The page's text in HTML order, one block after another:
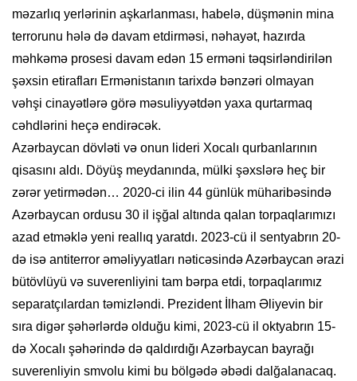
məzarlıq yerlərinin aşkarlanması, habelə, düşmənin mina
terrorunu hələ də davam etdirməsi, nəhayət, hazırda
məhkəmə prosesi davam edən 15 erməni təqsirləndirilən
şəxsin etirafları Ermənistanın tarixdə bənzəri olmayan
vəhşi cinayətlərə görə məsuliyyətdən yaxa qurtarmaq
cəhdlərini heçə endirəcək.
Azərbaycan dövləti və onun lideri Xocalı qurbanlarının
qisasını aldı. Döyüş meydanında, mülki şəxslərə heç bir
zərər yetirmədən… 2020-ci ilin 44 günlük müharibəsində
Azərbaycan ordusu 30 il işğal altında qalan torpaqlarımızı
azad etməklə yeni reallıq yaratdı. 2023-cü il sentyabrın 20-
də isə antiterror əməliyyatları nəticəsində Azərbaycan ərazi
bütövlüyü və suverenliyini tam bərpa etdi, torpaqlarımız
separatçılardan təmizləndi. Prezident İlham Əliyevin bir
sıra digər şəhərlərdə olduğu kimi, 2023-cü il oktyabrın 15-
də Xocalı şəhərində də qaldırdığı Azərbaycan bayrağı
suverenliyin smvolu kimi bu bölgədə əbədi dalğalanacaq.